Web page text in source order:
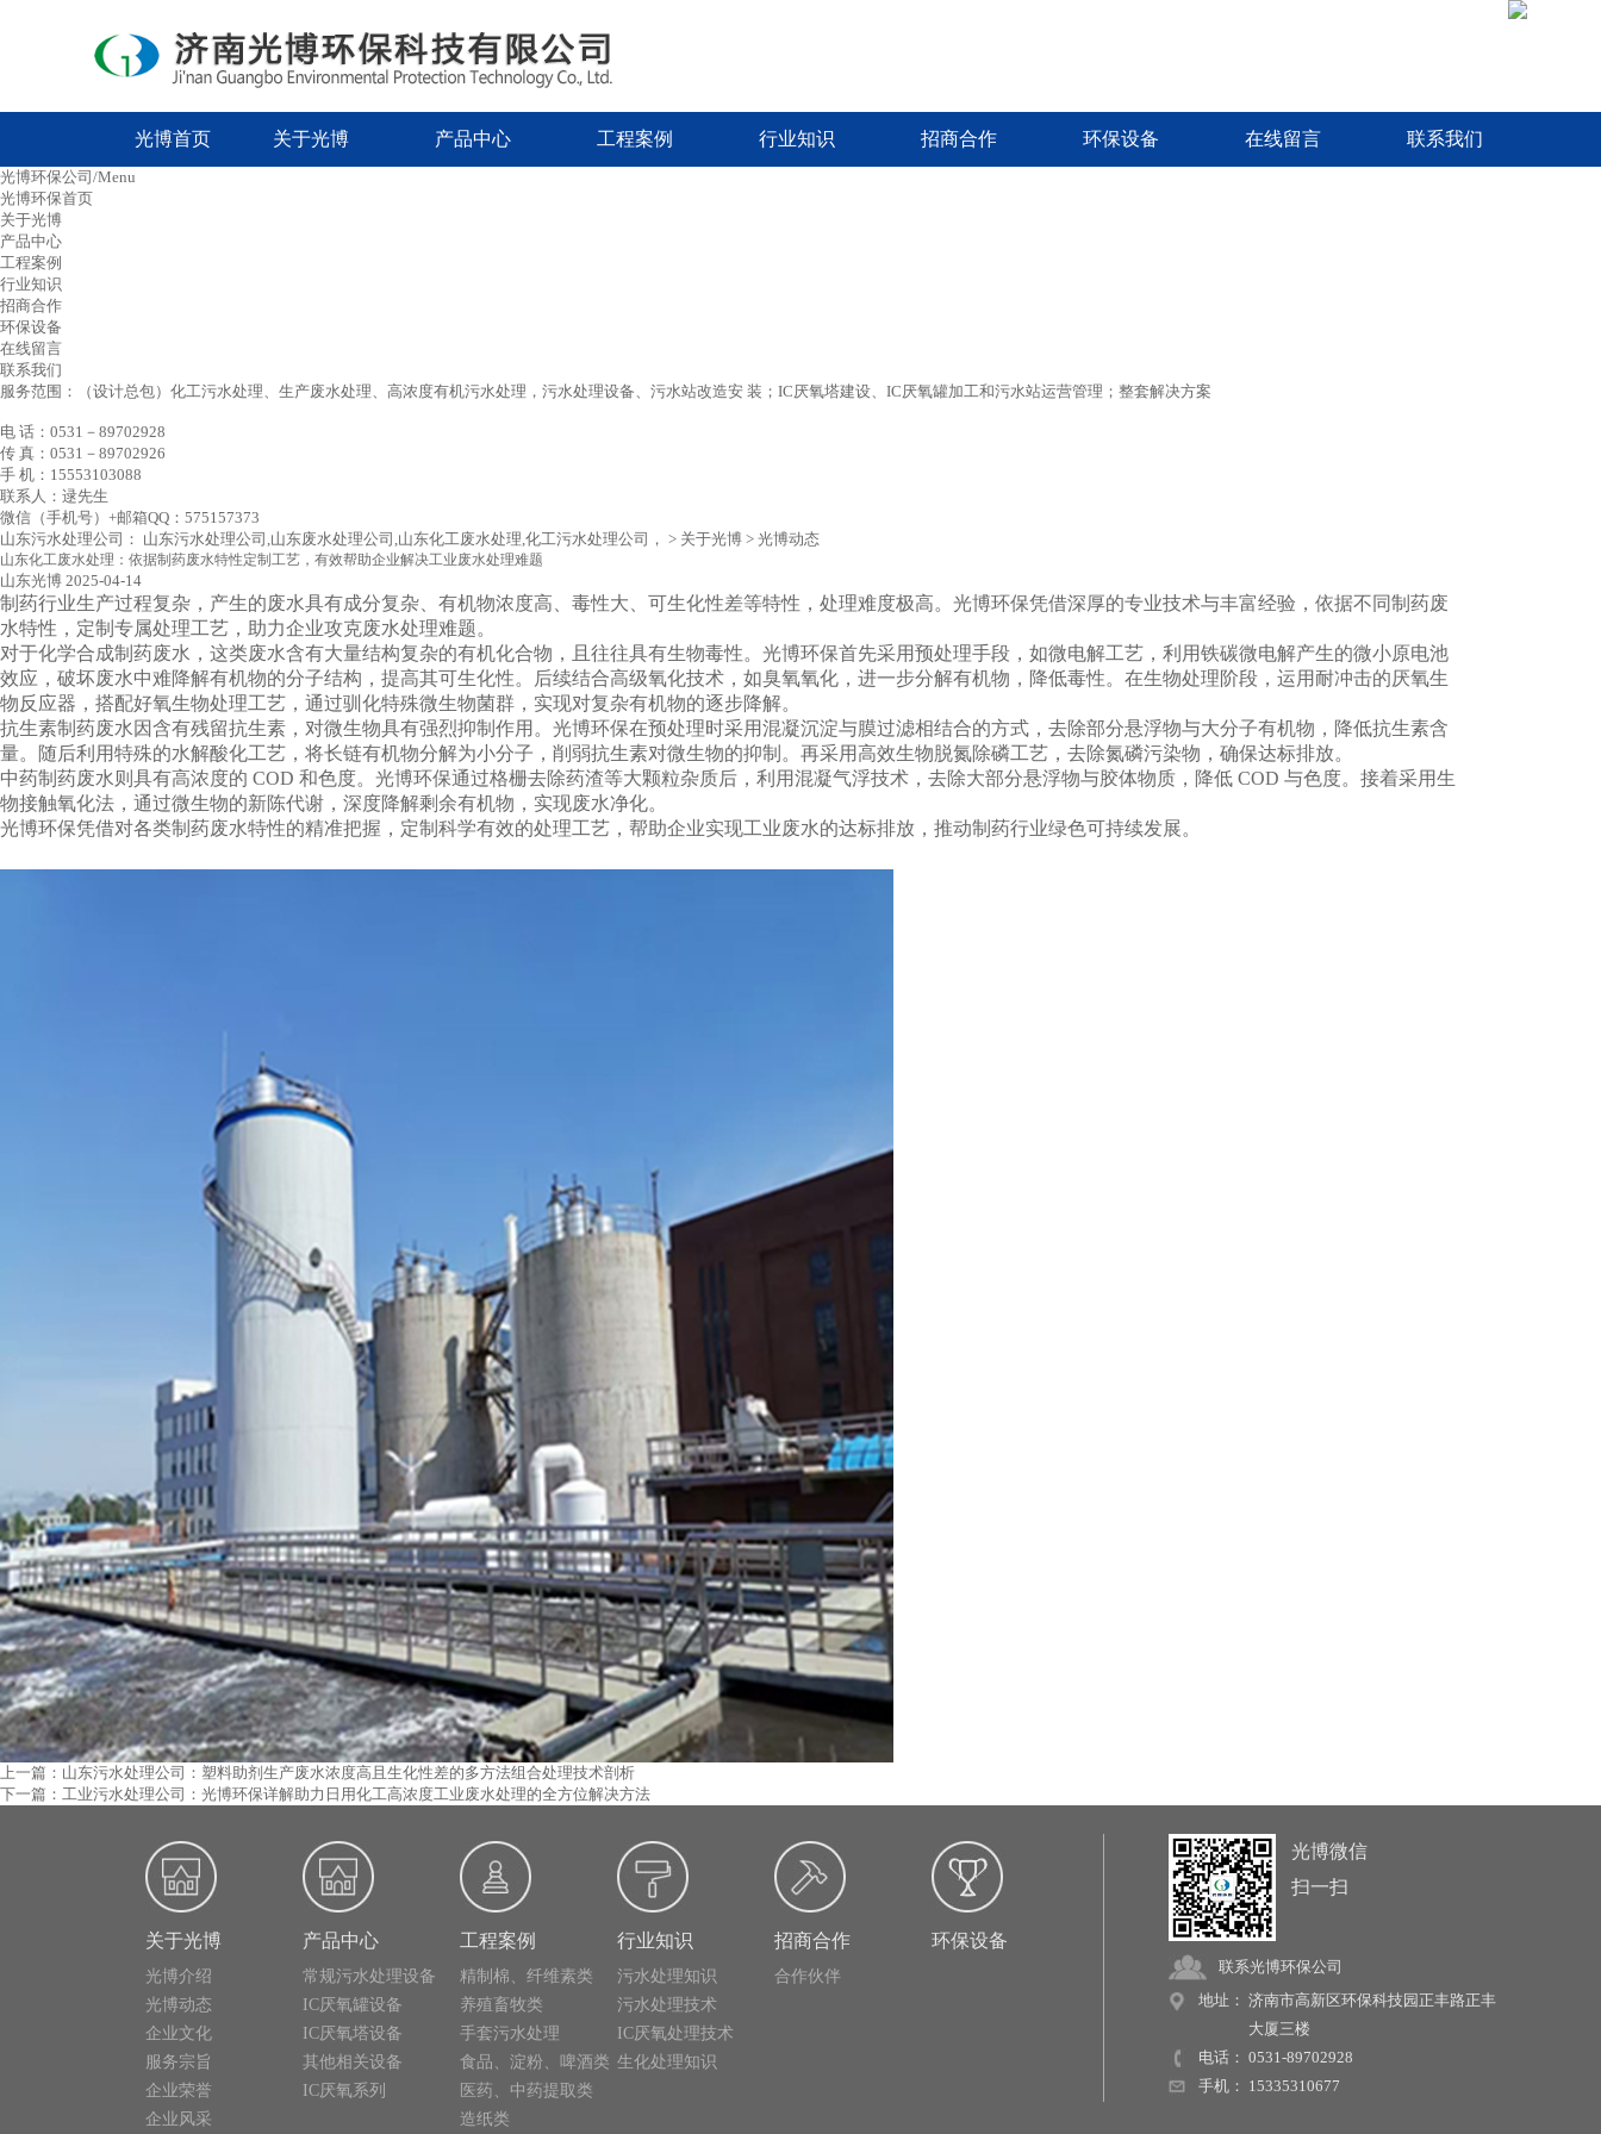
光博首页 关于光博 产品中心 工程案例 行业知识 招商合作 环保设备 在线留言 联系我们
光博环保公司/Menu
光博环保首页
关于光博
产品中心
工程案例
行业知识
招商合作
环保设备
在线留言
联系我们
服务范围：（设计总包）化工污水处理、生产废水处理、高浓度有机污水处理，污水处理设备、污水站改造安 装；IC厌氧塔建设、IC厌氧罐加工和污水站运营管理；整套解决方案
电 话：0531－89702928
传 真：0531－89702926
手 机：15553103088
联系人：逯先生
微信（手机号）+邮箱QQ：575157373
山东污水处理公司： 山东污水处理公司,山东废水处理公司,山东化工废水处理,化工污水处理公司， > 关于光博 > 光博动态
山东化工废水处理：依据制药废水特性定制工艺，有效帮助企业解决工业废水处理难题
山东光博 2025-04-14
制药行业生产过程复杂，产生的废水具有成分复杂、有机物浓度高、毒性大、可生化性差等特性，处理难度极高。光博环保凭借深厚的专业技术与丰富经验，依据不同制药废
水特性，定制专属处理工艺，助力企业攻克废水处理难题。
对于化学合成制药废水，这类废水含有大量结构复杂的有机化合物，且往往具有生物毒性。光博环保首先采用预处理手段，如微电解工艺，利用铁碳微电解产生的微小原电池
效应，破坏废水中难降解有机物的分子结构，提高其可生化性。后续结合高级氧化技术，如臭氧氧化，进一步分解有机物，降低毒性。在生物处理阶段，运用耐冲击的厌氧生
物反应器，搭配好氧生物处理工艺，通过驯化特殊微生物菌群，实现对复杂有机物的逐步降解。
抗生素制药废水因含有残留抗生素，对微生物具有强烈抑制作用。光博环保在预处理时采用混凝沉淀与膜过滤相结合的方式，去除部分悬浮物与大分子有机物，降低抗生素含
量。随后利用特殊的水解酸化工艺，将长链有机物分解为小分子，削弱抗生素对微生物的抑制。再采用高效生物脱氮除磷工艺，去除氮磷污染物，确保达标排放。
中药制药废水则具有高浓度的 COD 和色度。光博环保通过格栅去除药渣等大颗粒杂质后，利用混凝气浮技术，去除大部分悬浮物与胶体物质，降低 COD 与色度。接着采用生
物接触氧化法，通过微生物的新陈代谢，深度降解剩余有机物，实现废水净化。
光博环保凭借对各类制药废水特性的精准把握，定制科学有效的处理工艺，帮助企业实现工业废水的达标排放，推动制药行业绿色可持续发展。
上一篇：山东污水处理公司：塑料助剂生产废水浓度高且生化性差的多方法组合处理技术剖析
下一篇：工业污水处理公司：光博环保详解助力日用化工高浓度工业废水处理的全方位解决方法
关于光博
光博介绍
光博动态
企业文化
服务宗旨
企业荣誉
企业风采
产品中心
常规污水处理设备
IC厌氧罐设备
IC厌氧塔设备
其他相关设备
IC厌氧系列
工程案例
精制棉、纤维素类
养殖畜牧类
手套污水处理
食品、淀粉、啤酒类
医药、中药提取类
造纸类
行业知识
污水处理知识
污水处理技术
IC厌氧处理技术
生化处理知识
招商合作
合作伙伴
环保设备
光博微信
扫一扫
联系光博环保公司
地址： 济南市高新区环保科技园正丰路正丰
大厦三楼
电话： 0531-89702928
手机： 15335310677